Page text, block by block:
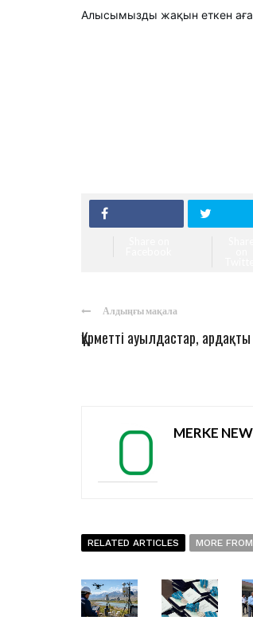
Алысымызды жақын еткен
Алдыңғы мақала
Құрметті ауылдастар,
MERKE
RELATED ARTICLES MORE